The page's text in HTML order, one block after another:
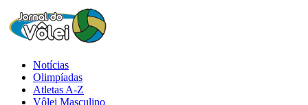
Notícias
Olimpíadas
Atletas A-Z
Vôlei Masculino